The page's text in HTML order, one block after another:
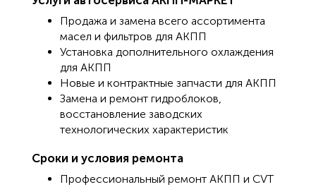
Продажа и замена всего ассортимента
масел и фильтров для АКПП
Установка дополнительного охлаждения
для АКПП
Новые и контрактные запчасти для АКПП
Замена и ремонт гидроблоков,
восстановление заводских
технологических характеристик
Сроки и условия ремонта
Профессиональный ремонт АКПП и CVT